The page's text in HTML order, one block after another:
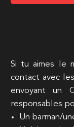
Si tu aimes le
contact avec
envoyant un
responsables
Un barman/